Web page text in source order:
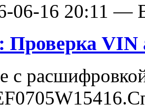
06-16 20:11 —
Проверка VIN
с